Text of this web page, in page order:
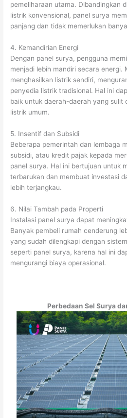
pemeliharaan utama. Dibandingkan
listrik konvensional, panel surya
panjang dan tidak memerlukan
4. Kemandirian Energi
Dengan panel surya, pengguna
menjadi lebih mandiri secara energi.
menghasilkan listrik sendiri,
penyedia listrik tradisional. Hal ini
baik untuk daerah-daerah yang sulit
listrik umum.
5. Insentif dan Subsidi
Beberapa pemerintah dan lembaga
subsidi, atau kredit pajak kepada
panel surya. Hal ini bertujuan untuk
terbarukan dan membuat investasi
lebih terjangkau.
6. Nilai Tambah pada Properti
Instalasi panel surya dapat
Banyak pembeli rumah cenderung
yang sudah dilengkapi dengan
seperti panel surya, karena hal ini
mengurangi biaya operasional.
Perbedaan Sel Surya